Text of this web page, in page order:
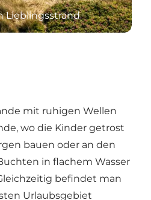
Lieblingsstrand
mit ruhigen Wellen
wo die Kinder getrost
bauen oder an den
in flachem Wasser
befindet man
Urlaubsgebiet